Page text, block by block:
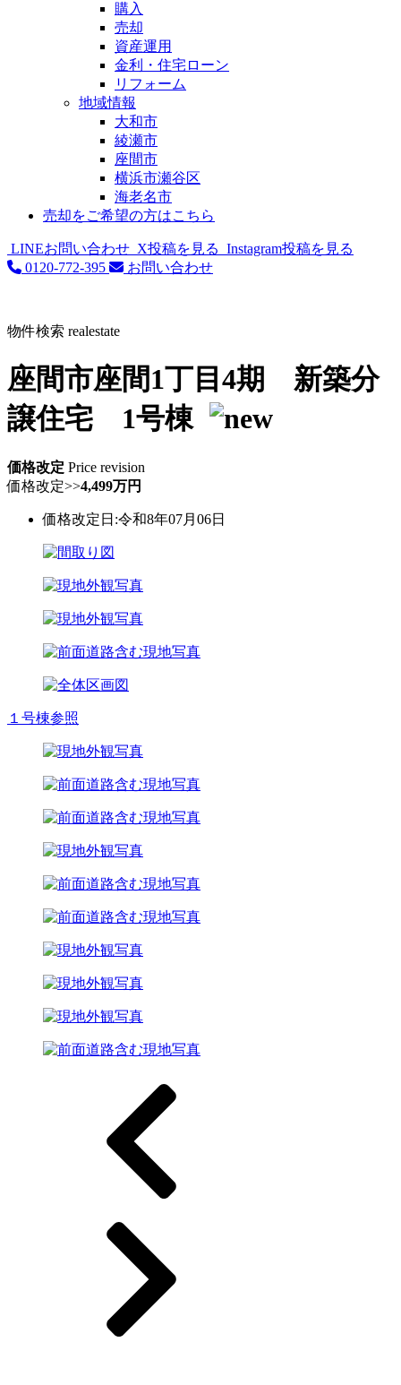
購入
売却
資産運用
金利・住宅ローン
リフォーム
地域情報
大和市
綾瀬市
座間市
横浜市瀬谷区
海老名市
売却をご希望の方はこちら
LINEお問い合わせ X投稿を見る Instagram投稿を見る
0120-772-395
お問い合わせ
物件検索 realestate
座間市座間1丁目4期 新築分
譲住宅 1号棟
価格改定 Price revision
価格改定>>4,499万円
価格改定日:令和8年07月06日
１号棟参照